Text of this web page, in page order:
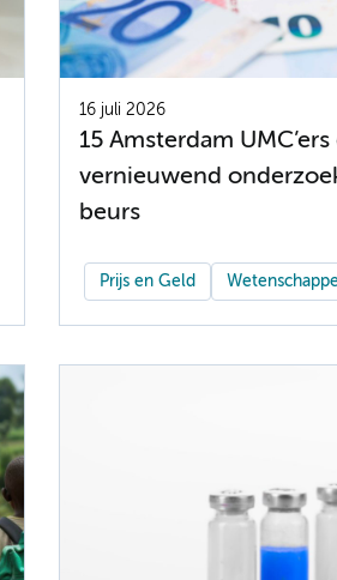
16 juli 2026
15 Amsterdam UMC’ers
vernieuwend
beurs
Prijs en Geld